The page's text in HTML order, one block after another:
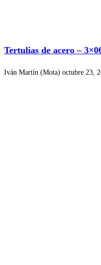
Tertulias de acero –
Iván Martín (Mota) octubre 23,